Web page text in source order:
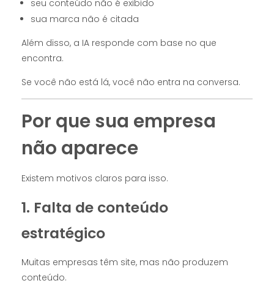
seu conteúdo não é exibido
sua marca não é citada
Além disso, a IA responde com base no que
encontra.
Se você não está lá, você não entra na conversa.
Por que sua empresa
não aparece
Existem motivos claros para isso.
1. Falta de conteúdo
estratégico
Muitas empresas têm site, mas não produzem
conteúdo.